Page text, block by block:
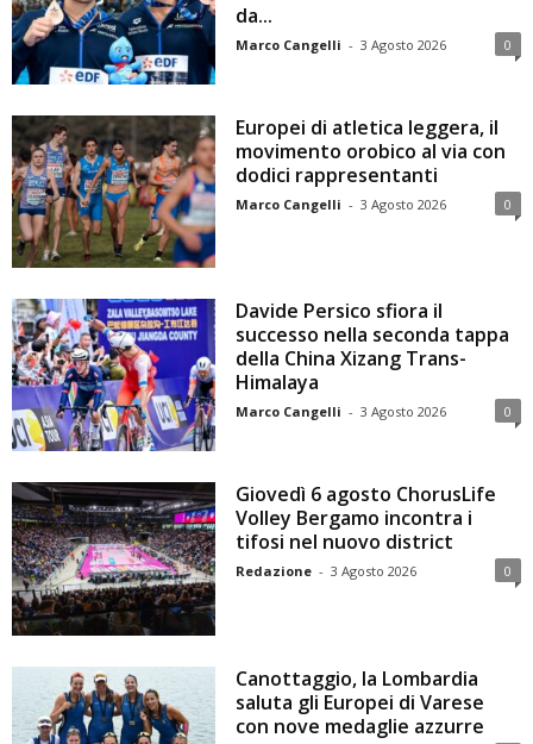
da...
Marco Cangelli - 3 Agosto 2026 0
Europei di atletica leggera, il
movimento orobico al via con
dodici rappresentanti
Marco Cangelli - 3 Agosto 2026 0
Davide Persico sfiora il
successo nella seconda tappa
della China Xizang Trans-
Himalaya
Marco Cangelli - 3 Agosto 2026 0
Giovedì 6 agosto ChorusLife
Volley Bergamo incontra i
tifosi nel nuovo district
Redazione - 3 Agosto 2026 0
Canottaggio, la Lombardia
saluta gli Europei di Varese
con nove medaglie azzurre